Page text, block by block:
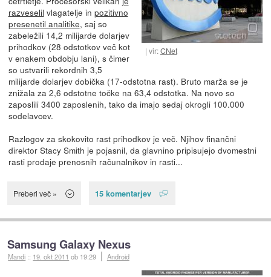
vir:CNet
razveselil vlagatelje in pozitivno
presenetil analitike, saj so
zabeležili 14,2 milijarde dolarjev
prihodkov (28 odstotkov več kot
v enakem obdobju lani), s čimer
so ustvarili rekordnih 3,5
milijarde dolarjev dobička (17-odstotna rast). Bruto marža se je
znižala za 2,6 odstotne točke na 63,4 odstotka. Na novo so
zaposlili 3400 zaposlenih, tako da imajo sedaj okrogli 100.000
sodelavcev.
Razlogov za skokovito rast prihodkov je več. Njihov finančni
direktor Stacy Smith je pojasnil, da glavnino pripisujejo dvomestni
rasti prodaje prenosnih računalnikov in rasti...
Preberi več » 15 komentarjev
Samsung Galaxy Nexus
Mandi :: 19. okt 2011 ob 19:29 Android